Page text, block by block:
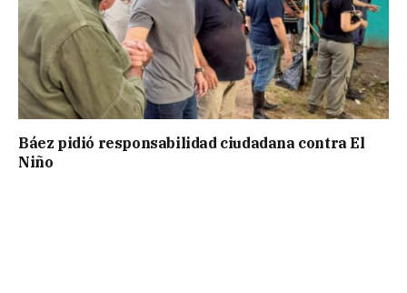
Báez pidió responsabilidad ciudadana contra El
Niño